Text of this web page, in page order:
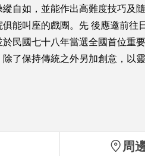
自如，並能作出高難度技巧及
能叫座的戲團。先 後應邀前
民國七十八年當選全國首位重
了保持傳統之外另加創意，以
周